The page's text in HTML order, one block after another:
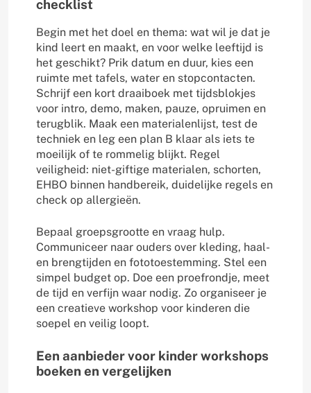
checklist
Begin met het doel en thema: wat wil je dat je
kind leert en maakt, en voor welke leeftijd is
het geschikt? Prik datum en duur, kies een
ruimte met tafels, water en stopcontacten.
Schrijf een kort draaiboek met tijdsblokjes
voor intro, demo, maken, pauze, opruimen en
terugblik. Maak een materialenlijst, test de
techniek en leg een plan B klaar als iets te
moeilijk of te rommelig blijkt. Regel
veiligheid: niet-giftige materialen, schorten,
EHBO binnen handbereik, duidelijke regels en
check op allergieën.
Bepaal groepsgrootte en vraag hulp.
Communiceer naar ouders over kleding, haal-
en brengtijden en fototoestemming. Stel een
simpel budget op. Doe een proefrondje, meet
de tijd en verfijn waar nodig. Zo organiseer je
een creatieve workshop voor kinderen die
soepel en veilig loopt.
Een aanbieder voor kinder workshops
boeken en vergelijken